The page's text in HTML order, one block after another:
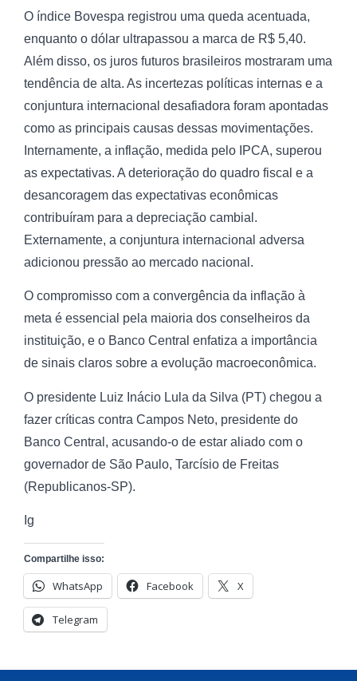
O índice Bovespa registrou uma queda acentuada,
enquanto o dólar ultrapassou a marca de R$ 5,40.
Além disso, os juros futuros brasileiros mostraram uma
tendência de alta. As incertezas políticas internas e a
conjuntura internacional desafiadora foram apontadas
como as principais causas dessas movimentações.
Internamente, a inflação, medida pelo IPCA, superou
as expectativas. A deterioração do quadro fiscal e a
desancoragem das expectativas econômicas
contribuíram para a depreciação cambial.
Externamente, a conjuntura internacional adversa
adicionou pressão ao mercado nacional.
O compromisso com a convergência da inflação à
meta é essencial pela maioria dos conselheiros da
instituição, e o Banco Central enfatiza a importância
de sinais claros sobre a evolução macroeconômica.
O presidente Luiz Inácio Lula da Silva (PT) chegou a
fazer críticas contra Campos Neto, presidente do
Banco Central, acusando-o de estar aliado com o
governador de São Paulo, Tarcísio de Freitas
(Republicanos-SP).
Ig
Compartilhe isso:
WhatsApp Facebook X
Telegram